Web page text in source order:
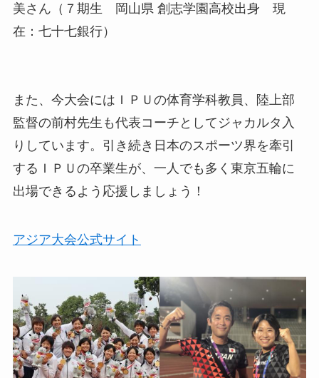
美さん（７期生 岡山県 創志学園高校出身 現
在：七十七銀行）
また、今大会にはＩＰＵの体育学科教員、陸上部
監督の前村先生も代表コーチとしてジャカルタ入
りしています。引き続き日本のスポーツ界を牽引
するＩＰＵの卒業生が、一人でも多く東京五輪に
出場できるよう応援しましょう！
アジア大会公式サイト